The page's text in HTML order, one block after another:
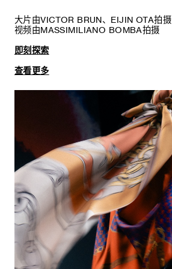
大片由VICTOR BRUN、EIJIN OTA拍摄
视频由MASSIMILIANO BOMBA拍摄
即刻探索
查看更多